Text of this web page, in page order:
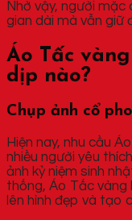
Nhờ vậy, người
gian dài mà vẫn giữ
Áo Tấc
dịp nào?
Chụp ảnh cổ
Hiện nay, nhu cầu
nhiều người yêu
ảnh kỷ niệm sinh
thống, Áo Tấc vàng
lên hình đẹp và tạo